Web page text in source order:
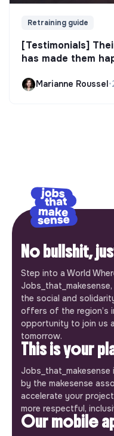
Retraining guide
[Testimonials]
has made them
Marianne Roussel •
No bullshit,
Step into a World
the social and
offers of the region’s
opportunity to join us
tomorrow.
This is your
by the makesense
accelerate your
more respectful,
Our mobile